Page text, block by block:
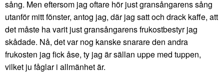
sång. Men eftersom jag oftare hör just gransångarens sång
utanför mitt fönster, antog jag, där jag satt och drack kaffe, att
det måste ha varit just gransångarens frukostbestyr jag
skådade. Nå, det var nog kanske snarare den andra
frukosten jag fick åse, ty jag är sällan uppe med tuppen,
vilket ju fåglar i allmänhet är.